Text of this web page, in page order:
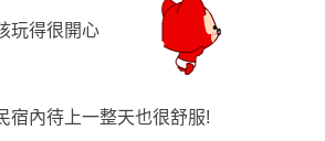
玩得很開心
宿內待上一整天也很舒服!